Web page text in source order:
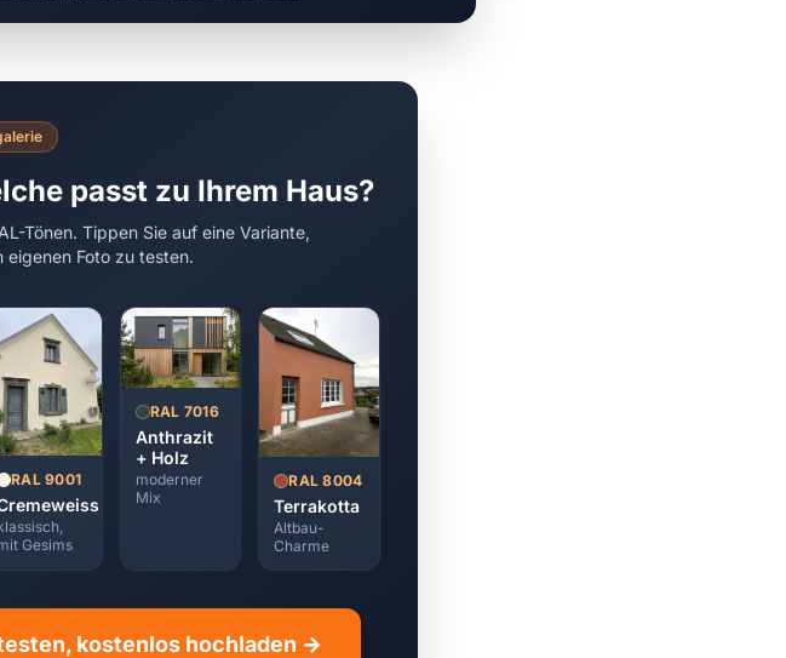
passt zu Ihrem Haus?
Tönen. Tippen Sie auf eine Variante,
eigenen Foto zu testen.
RAL 9001
Gesims
RAL 7016
Anthrazit
+ Holz
moderner
Mix
RAL 8004
Terrakotta
Altbau-
Charme
kostenlos hochladen →